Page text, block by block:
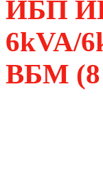
ИБП
6kVA/
ВБМ (8